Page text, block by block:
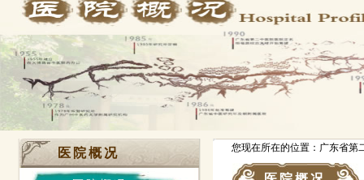
医院概况 您现在所在的位置：广东省第